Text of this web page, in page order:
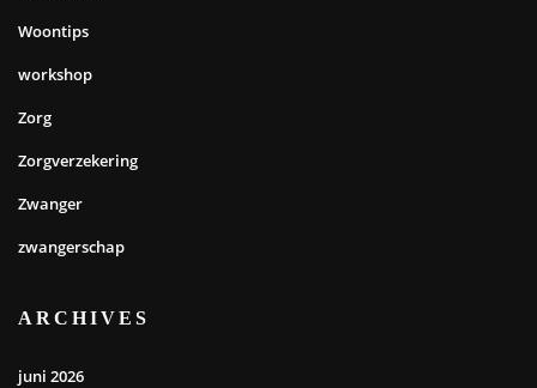
Woontips
workshop
Zorg
Zorgverzekering
Zwanger
zwangerschap
ARCHIVES
juni 2026